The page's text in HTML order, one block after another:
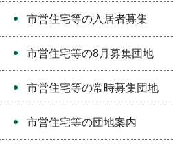
市営住宅等の入居者募集
市営住宅等の8月募集団地
市営住宅等の常時募集団地
市営住宅等の団地案内